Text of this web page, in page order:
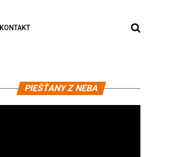
KONTAKT
PIEŠŤANY Z NEBA
prehrávač